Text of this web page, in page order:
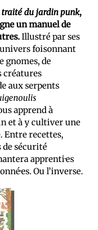
du jardin punk,
un manuel de
Illustré par ses
foisonnant
gnomes, de
créatures
aux serpents
apprend à
et à y cultiver une
Entre recettes,
sécurité
apprenti·es
Ou l’inverse.